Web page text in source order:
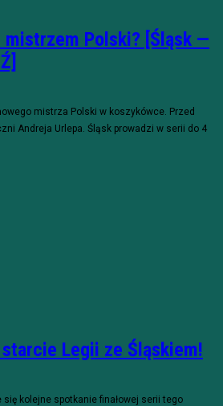
mistrzem Polski? [Śląsk —
mistrza Polski w koszykówce. Przed
Andreja Urlepa. Śląsk prowadzi w serii do 4
Legii ze Śląskiem!
kolejne spotkanie finałowej serii tego